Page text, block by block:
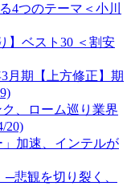
4つのテーマ＜小川
】ベスト30 ＜割安
月期【上方修正】期
、ローム巡り業界
20)
加速、インテルが
─悲観を切り裂く、